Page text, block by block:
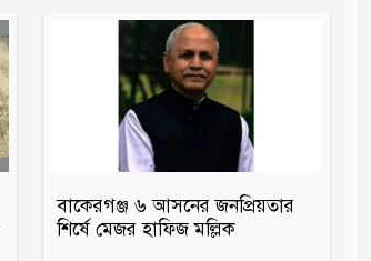
বাকেরগঞ্জ ৬ আসনের জনপ্রিয়তার
শির্ষে মেজর হাফিজ মল্লিক